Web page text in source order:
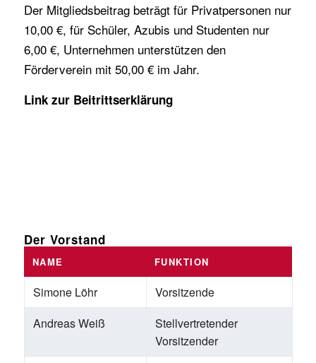
Der Mitgliedsbeitrag beträgt für Privatpersonen nur
10,00 €, für Schüler, Azubis und Studenten nur
6,00 €, Unternehmen unterstützen den
Förderverein mit 50,00 € im Jahr.
Link zur Beitrittserklärung
Der Vorstand
NAME FUNKTION
Simone Löhr
Vorsitzende
Andreas Weiß
Stellvertretender
Vorsitzender